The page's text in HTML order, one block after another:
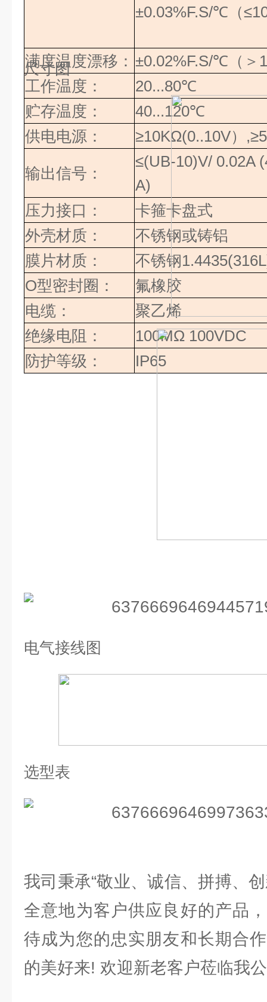
±0.03%F.S/℃（≤
满度温度漂移： ±0.02%F.S/℃（＞
工作温度：
20...80℃
贮存温度：
40...120℃
供电电源：
≥10KΩ(0..10V） ,≥
输出信号：
≤(UB-10)V/ 0.02A
A)
压力接口：
卡箍卡盘式
外壳材质：
不锈钢或铸铝
膜片材质：
不锈钢
O型密封圈：
氟橡胶
电缆：
聚乙烯
绝缘电阻：
100MΩ 100VDC
防护等级：
IP65
尺寸图
电气接线图
选型表
我司秉承“敬业、诚信、拼搏、
全意地为客户供应良好的产品
待成为您的忠实朋友和长期合
的美好来! 欢迎新老客户莅临我